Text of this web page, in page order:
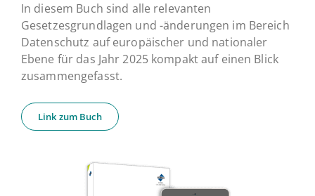
In diesem Buch sind alle relevanten
Gesetzesgrundlagen und -änderungen im Bereich
Datenschutz auf europäischer und nationaler
Ebene für das Jahr 2025 kompakt auf einen Blick
zusammengefasst.
Link zum Buch